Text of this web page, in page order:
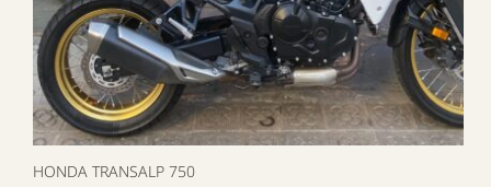
HONDA TRANSALP 750